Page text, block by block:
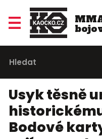
Usyk těsně
Bodové